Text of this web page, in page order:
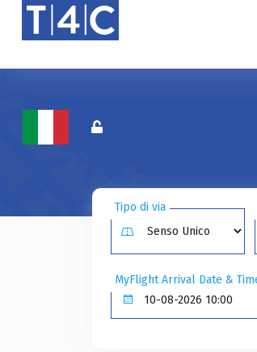
Tipo di via
MyFlight Arrival Date &